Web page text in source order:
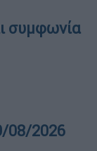
συμφωνία
08/2026